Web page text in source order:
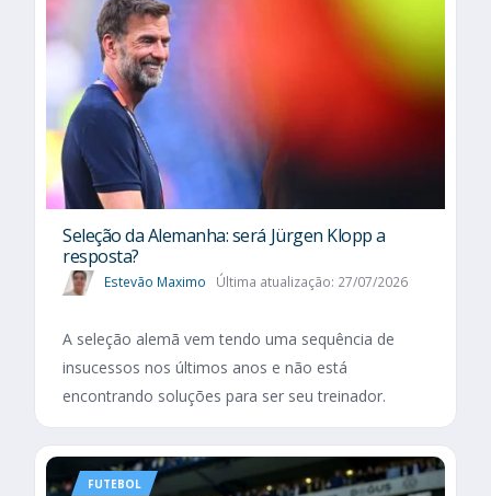
Seleção da Alemanha: será Jürgen Klopp a
resposta?
Estevão Maximo Última atualização: 27/07/2026
A seleção alemã vem tendo uma sequência de
insucessos nos últimos anos e não está
encontrando soluções para ser seu treinador.
FUTEBOL